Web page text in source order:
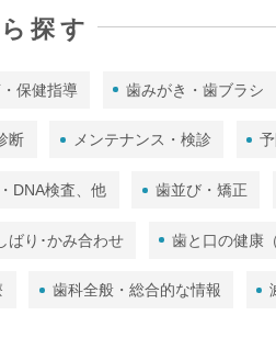
探す
保健指導 歯みがき・歯ブラシ
断 メンテナンス・検診
DNA検査、他 歯並び・矯正
ばり･かみ合わせ 歯と口の健康
歯科全般・総合的な情報